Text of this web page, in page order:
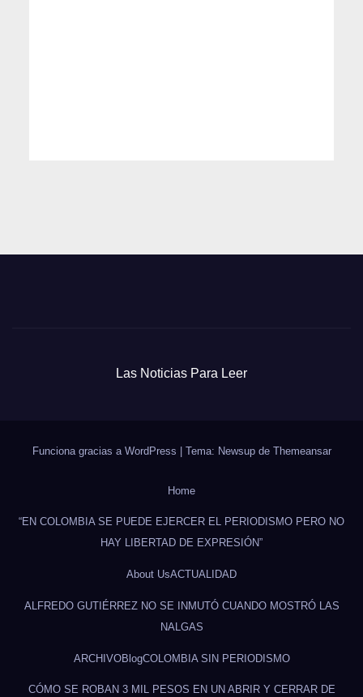
Las Noticias Para Leer
Funciona gracias a WordPress Tema: Newsup de Themeansar
Home
“EN COLOMBIA SE PUEDE EJERCER EL PERIODISMO PERO NO
HAY LIBERTAD DE EXPRESIÓN”
About UsACTUALIDAD
ALFREDO GUTIÉRREZ NO SE INMUTÓ CUANDO MOSTRÓ LAS
NALGAS
ARCHIVOBlogCOLOMBIA SIN PERIODISMO
CÓMO SE ROBAN 3 MIL PESOS EN UN ABRIR Y CERRAR DE